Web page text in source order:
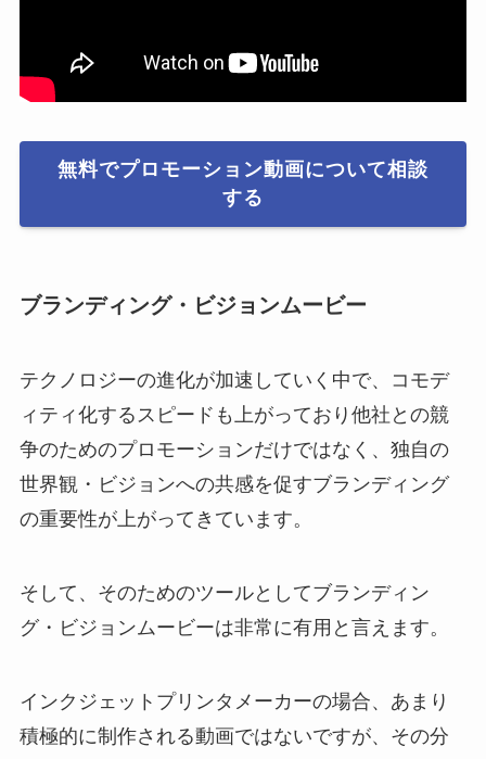
無料でプロモーション動画について相談
する
ブランディング・ビジョンムービー
テクノロジーの進化が加速していく中で、コモデ
ィティ化するスピードも上がっており他社との競
争のためのプロモーションだけではなく、独自の
世界観・ビジョンへの共感を促すブランディング
の重要性が上がってきています。
そして、そのためのツールとしてブランディン
グ・ビジョンムービーは非常に有用と言えます。
インクジェットプリンタメーカーの場合、あまり
積極的に制作される動画ではないですが、その分